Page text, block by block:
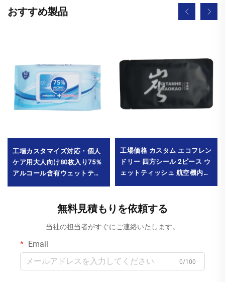
おすすめ製品
工場カスタマイズ対応・個人
ケア用大人向け80枚入り75％
アルコール含有ウェットティ
工場価格 カスタム エコフレン
ドリー 四方シール 2ピース ウ
ェットティッシュ 航空機内
無料見積もりを依頼する
当社の担当者がすぐにご連絡いたします。
Email
0/100